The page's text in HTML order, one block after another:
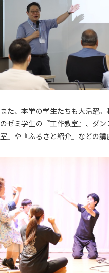
また、本学の学生たちも大活躍
のゼミ学生の『工作教室』、ダ
室』や『ふるさと紹介』などの